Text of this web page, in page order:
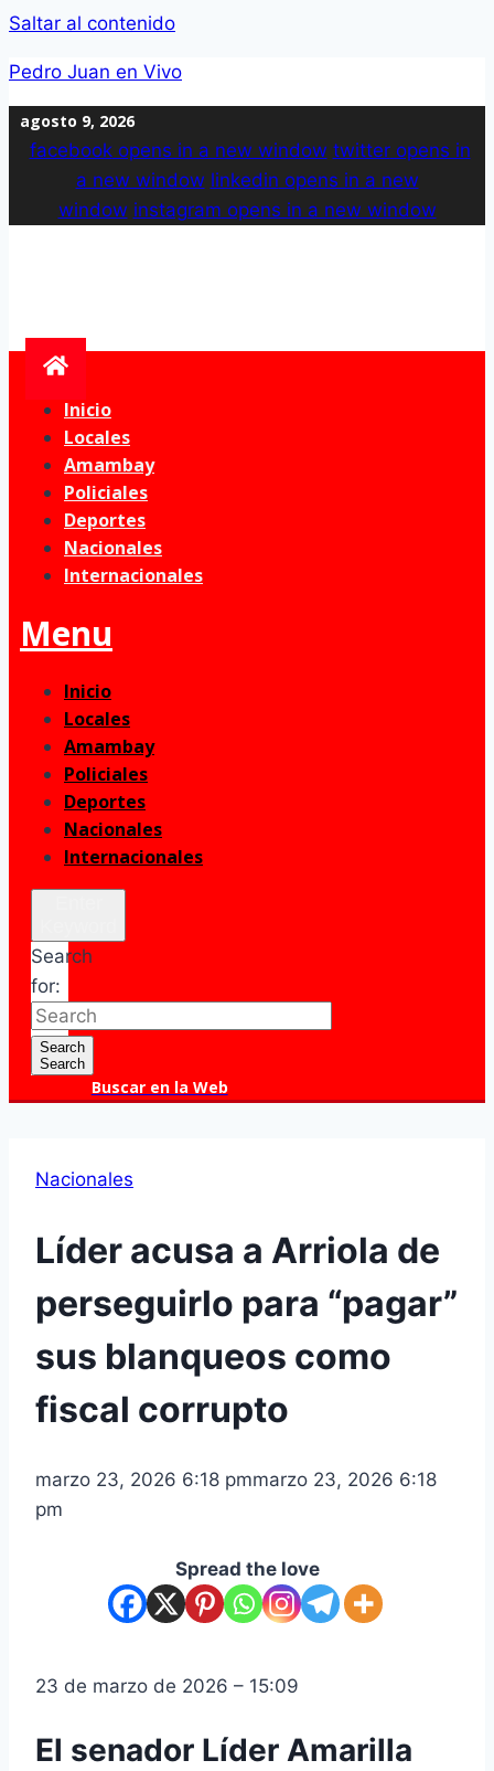
Saltar al contenido
Pedro Juan en Vivo
agosto 9, 2026
facebookopens in a new window twitteropens in
a new window linkedin opens in a new
window instagram opens in a new window
Inicio
Locales
Amambay
Policiales
Deportes
Nacionales
Internacionales
Menu
Inicio
Locales
Amambay
Policiales
Deportes
Nacionales
Internacionales
Search
for:
Search
Search
Buscar en la Web
Nacionales
Líder acusa a Arriola de
perseguirlo para “pagar”
sus blanqueos como
fiscal corrupto
marzo 23, 2026 6:18 pmmarzo 23, 2026 6:18
pm
Spread the love
23 de marzo de 2026 – 15:09
El senador Líder Amarilla